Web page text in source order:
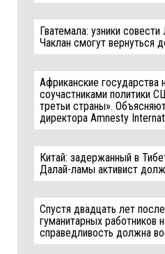
Гватемала: узники
Чаклан смогут вернуться
Африканские государства
соучастниками политики
третьи страны».
директора Amnesty
Китай: задержанный в
Далай-ламы активист
Спустя двадцать лет
гуманитарных работников
справедливость должна